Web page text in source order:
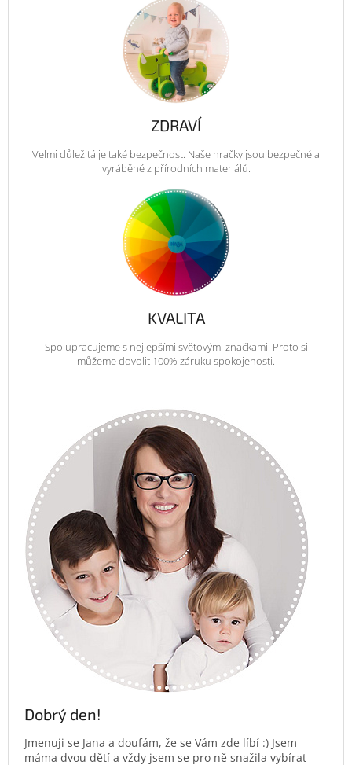
ZDRAVÍ
Velmi důležitá je také bezpečnost. Naše hračky jsou bezpečné a
vyráběné z přírodních materiálů.
KVALITA
Spolupracujeme s nejlepšími světovými značkami. Proto si
můžeme dovolit 100% záruku spokojenosti.
Dobrý den!
Jmenuji se Jana a doufám, že se Vám zde líbí :) Jsem
máma dvou dětí a vždy jsem se pro ně snažila vybírat